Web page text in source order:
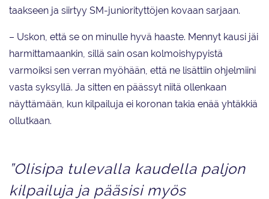
taakseen ja siirtyy SM-juniorityttöjen kovaan sarjaan.
– Uskon, että se on minulle hyvä haaste. Mennyt kausi jäi
harmittamaankin, sillä sain osan kolmoishypyistä
varmoiksi sen verran myöhään, että ne lisättiin ohjelmiini
vasta syksyllä. Ja sitten en päässyt niitä ollenkaan
näyttämään, kun kilpailuja ei koronan takia enää yhtäkkiä
ollutkaan.
”Olisipa tulevalla kaudella paljon
kilpailuja ja pääsisi myös